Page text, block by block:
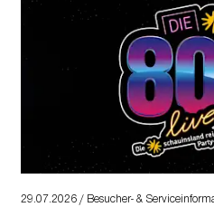
29.07.2026 / Besucher- &